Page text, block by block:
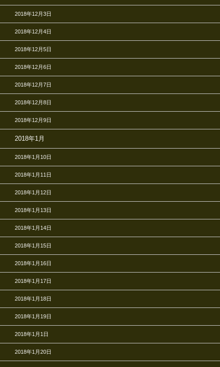
2018年12月3日
2018年12月4日
2018年12月5日
2018年12月6日
2018年12月7日
2018年12月8日
2018年12月9日
2018年1月
2018年1月10日
2018年1月11日
2018年1月12日
2018年1月13日
2018年1月14日
2018年1月15日
2018年1月16日
2018年1月17日
2018年1月18日
2018年1月19日
2018年1月1日
2018年1月20日